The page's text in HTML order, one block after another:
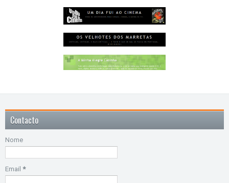
Contacto
Nome
Email *